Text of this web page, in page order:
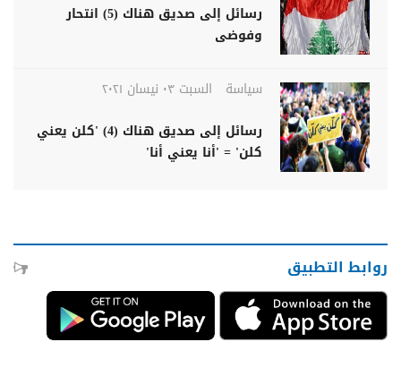
رسائل إلى صديق هناك (5) انتحار
وفوضى
سياسة
السبت ٠٣ نيسان ٢٠٢١
رسائل إلى صديق هناك (4) 'كلن يعني
كلن' = 'أنا يعني أنا'
روابط التطبيق